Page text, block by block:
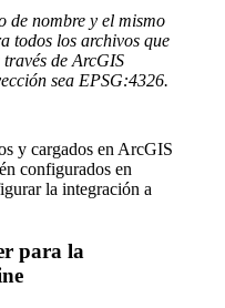
de nombre y el mismo
todos los archivos que
través de ArcGIS
ón sea EPSG:4326.
y cargados en ArcGIS
én configurados en
la integración a
para la